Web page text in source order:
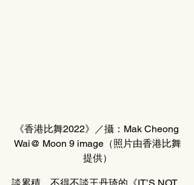
《香港比舞2022》／攝：Mak Cheong
Wai@ Moon 9 image（照片由香港比舞
提供）
談累積，不得不談王丹琦的《IT’S NOT